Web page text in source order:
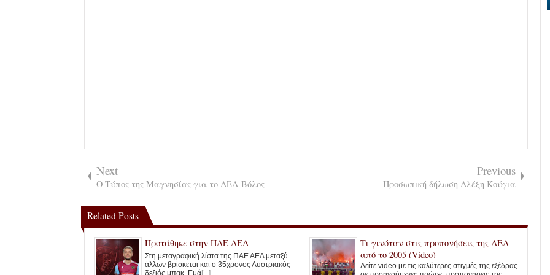
Next
Ο Τύπος της Μαγνησίας για το ΑΕΛ-Βόλος
Previous
Προσωπική δήλωση Αλέξη Κούγια
Related Posts
Προτάθηκε στην ΠΑΕ ΑΕΛ
Στη μεταγραφική λίστα της ΠΑΕ ΑΕΛ μεταξύ
άλλων βρίσκεται και ο 35χρονος Αυστριακός
Τι γινόταν στις προπονήσεις της ΑΕΛ
από το 2005 (Video)
Δείτε video με τις καλύτερες στιγμές της εξέδρας